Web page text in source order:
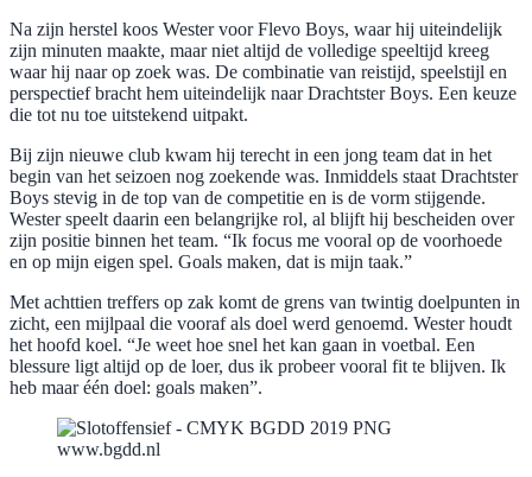
Na zijn herstel koos Wester voor Flevo Boys, waar hij uiteindelijk
zijn minuten maakte, maar niet altijd de volledige speeltijd kreeg
waar hij naar op zoek was. De combinatie van reistijd, speelstijl en
perspectief bracht hem uiteindelijk naar Drachtster Boys. Een keuze
die tot nu toe uitstekend uitpakt.
Bij zijn nieuwe club kwam hij terecht in een jong team dat in het
begin van het seizoen nog zoekende was. Inmiddels staat Drachtster
Boys stevig in de top van de competitie en is de vorm stijgende.
Wester speelt daarin een belangrijke rol, al blijft hij bescheiden over
zijn positie binnen het team. “Ik focus me vooral op de voorhoede
en op mijn eigen spel. Goals maken, dat is mijn taak.”
Met achttien treffers op zak komt de grens van twintig doelpunten in
zicht, een mijlpaal die vooraf als doel werd genoemd. Wester houdt
het hoofd koel. “Je weet hoe snel het kan gaan in voetbal. Een
blessure ligt altijd op de loer, dus ik probeer vooral fit te blijven. Ik
heb maar één doel: goals maken”.
www.bgdd.nl